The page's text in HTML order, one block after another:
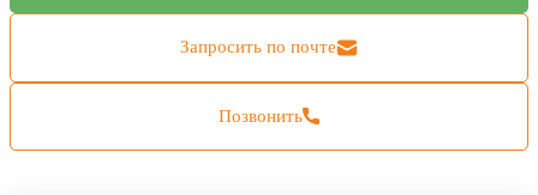
Запросить по почте
Позвонить